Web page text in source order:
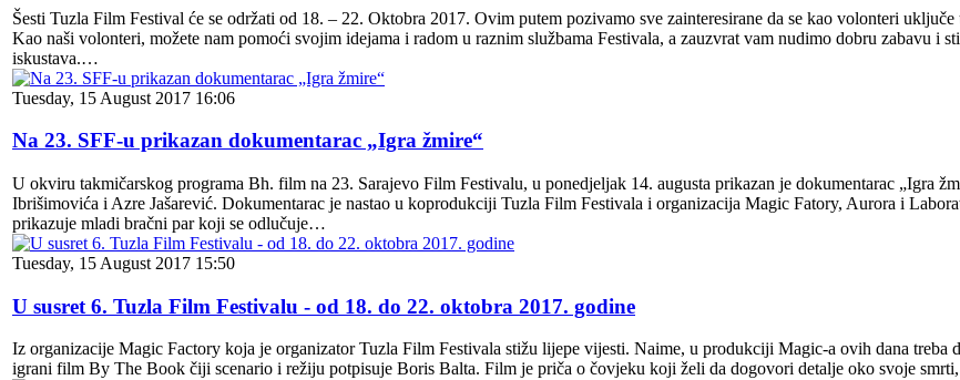
Šesti Tuzla Film Festival će se održati od 18. – 22. Oktobra 2017. Ovim putem pozivamo sve zainteresirane da se kao volonteri uključe
Kao naši volonteri, možete nam pomoći svojim idejama i radom u raznim službama Festivala, a zauzvrat vam nudimo dobru zabavu i
iskustava.…
Tuesday, 15 August 2017 16:06
Na 23. SFF-u prikazan dokumentarac „Igra žmire“
U okviru takmičarskog programa Bh. film na 23. Sarajevo Film Festivalu, u ponedjeljak 14. augusta prikazan je dokumentarac „Igra
Ibrišimovića i Azre Jašarević. Dokumentarac je nastao u koprodukciji Tuzla Film Festivala i organizacija Magic Fatory, Aurora i
prikazuje mladi bračni par koji se odlučuje…
Tuesday, 15 August 2017 15:50
U susret 6. Tuzla Film Festivalu - od 18. do 22. oktobra 2017. godine
Iz organizacije Magic Factory koja je organizator Tuzla Film Festivala stižu lijepe vijesti. Naime, u produkciji Magic-a ovih dana treba
igrani film By The Book čiji scenario i režiju potpisuje Boris Balta. Film je priča o čovjeku koji želi da dogovori detalje oko svoje